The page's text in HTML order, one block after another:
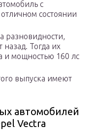
с
состоянии
разновидности,
Тогда их
и мощностью 160 лс
выпуска имеют
автомобилей
Vectra